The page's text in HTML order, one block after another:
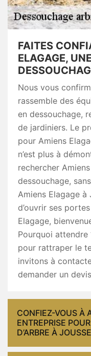
FAITES
ELAGAGE,
Nous vous
rassemble des
en dessouchage,
de jardiniers. Le
pour Amiens
n’est plus à
rechercher
dessouchage,
Amiens Elagage
d’ouvrir ses
Elagage,
Pourquoi
pour rattraper le
invitons à
demander un
CONFIEZ-VOUS À
ENTREPRISE
D’ARBRE À